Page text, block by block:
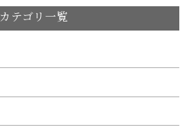
カテゴリ一覧